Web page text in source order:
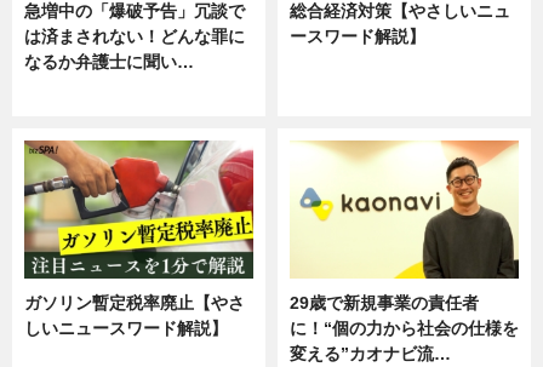
急増中の「爆破予告」冗談で
は済まされない！どんな罪に
なるか弁護士に聞い…
総合経済対策【やさしいニュ
ースワード解説】
ガソリン暫定税率廃止【やさ
しいニュースワード解説】
29歳で新規事業の責任者
に！“個の力から社会の仕様を
変える”カオナビ流…